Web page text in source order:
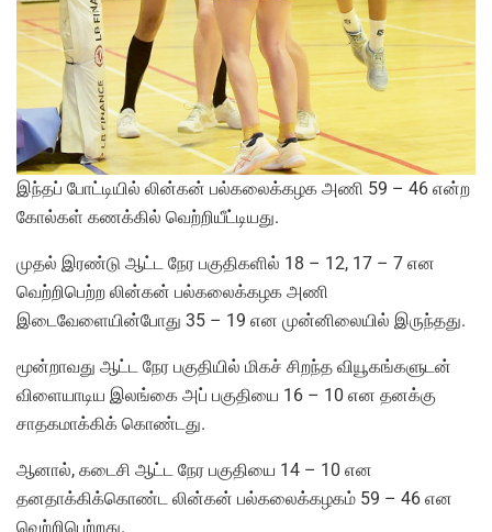
இந்தப் போட்டியில் லின்கன் பல்கலைக்கழக அணி 59 – 46 என்ற
கோல்கள் கணக்கில் வெற்றியீட்டியது.
முதல் இரண்டு ஆட்ட நேர பகுதிகளில் 18 – 12, 17 – 7 என
வெற்றிபெற்ற லின்கன் பல்கலைக்கழக அணி
இடைவேளையின்போது 35 – 19 என முன்னிலையில் இருந்தது.
மூன்றாவது ஆட்ட நேர பகுதியில் மிகச் சிறந்த வியூகங்களுடன்
விளையாடிய இலங்கை அப் பகுதியை 16 – 10 என தனக்கு
சாதகமாக்கிக் கொண்டது.
ஆனால், கடைசி ஆட்ட நேர பகுதியை 14 – 10 என
தனதாக்கிக்கொண்ட லின்கன் பல்கலைக்கழகம் 59 – 46 என
வெற்றிபெற்றது.